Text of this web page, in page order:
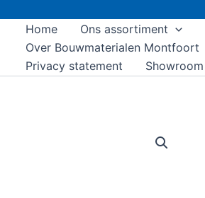
Home Ons assortiment
Over Bouwmaterialen Montfoort
Privacy statement
Showroom